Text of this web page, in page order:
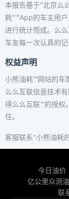
本报告基于"北京么
耗"™App的车主用
进行统计而成。么
车友每一次认真的记
权益声明
小熊油耗™网站的车
么么互联信息技术
得么么互联™的授权
任。
客服联系"小熊油耗
今日油价
亿公里众测
联